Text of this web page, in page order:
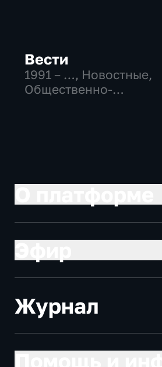
Вести
1991 – …, Новостные,
Общественно-
Журнал